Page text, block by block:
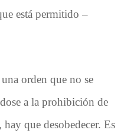
está permitido –
orden que no se
a la prohibición de
que desobedecer. Es